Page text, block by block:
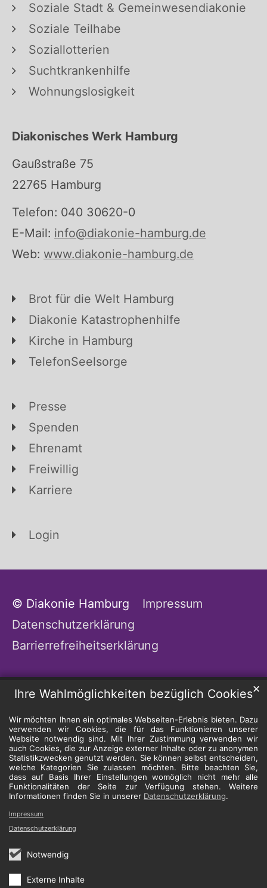
Ihre Wahlmöglichkeiten bezüglich Cookies
Wir möchten Ihnen ein optimales Webseiten-Erlebnis bieten. Dazu
verwenden wir Cookies, die für das Funktionieren unserer
Website notwendig sind. Mit Ihrer Zustimmung verwenden wir
auch Cookies, die zur Anzeige externer Inhalte oder zu anonymen
Statistikzwecken genutzt werden. Sie können selbst entscheiden,
welche Kategorien Sie zulassen möchten. Bitte beachten Sie,
dass auf Basis Ihrer Einstellungen womöglich nicht mehr alle
Funktionalitäten der Seite zur Verfügung stehen. Weitere
Informationen finden Sie in unserer Datenschutzerklärung.
Notwendig
Externe Inhalte
✕
Impressum
Datenschutzerklärung
Soziale Stadt & Gemeinwesendiakonie
Soziale Teilhabe
Soziallotterien
Suchtkrankenhilfe
Wohnungslosigkeit
Diakonisches Werk Hamburg
Gaußstraße 75
22765 Hamburg
Telefon: 040 30620-0
E-Mail: info@diakonie-hamburg.de
Web: www.diakonie-hamburg.de
Brot für die Welt Hamburg
Diakonie Katastrophenhilfe
Kirche in Hamburg
TelefonSeelsorge
Presse
Spenden
Ehrenamt
Freiwillig
Karriere
Login
© Diakonie Hamburg
Impressum
Datenschutzerklärung
Barrierrefreiheitserklärung